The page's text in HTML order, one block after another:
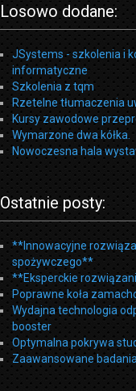
Losowo dodane:
JSystems - szkolenia i
informatyczne
Szkolenia z tqm
Rzetelne tłumaczenia
Kursy zawodowe
Wymarzone dwa kółka.
Nowoczesna hala
Ostatnie posty:
**Innowacyjne
spożywczego**
**Eksperckie
Poprawne koła
Wydajna technologia
booster
Optymalna pokrywa
Zaawansowane